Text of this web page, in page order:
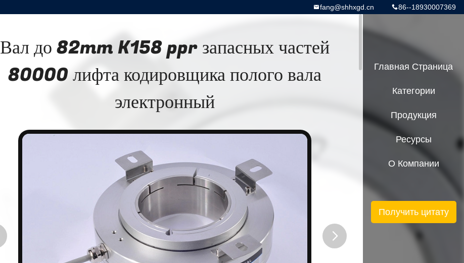
86--18930007369
fang@shhxgd.cn
Вал до 82mm K158 ppr запасных частей
80000 лифта кодировщика полого вала
электронный
Главная Страница
Категории
Продукция
Ресурсы
О Компании
Получить цитату